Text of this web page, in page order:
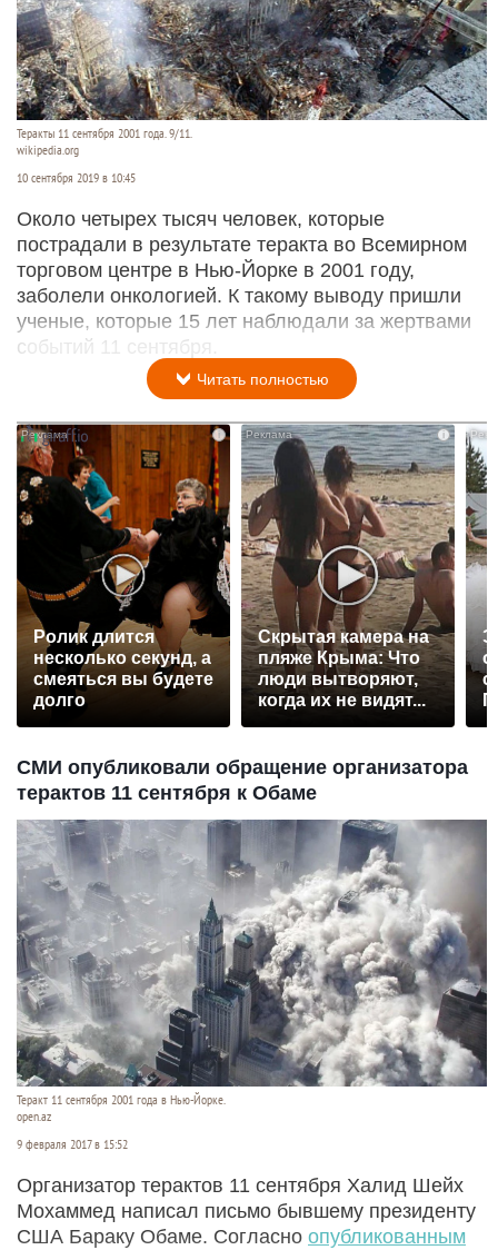
Теракты 11 сентября 2001 года. 9/11.
wikipedia.org
10 сентября 2019 в 10:45
Около четырех тысяч человек, которые
пострадали в результате теракта во Всемирном
торговом центре в Нью-Йорке в 2001 году,
заболели онкологией. К такому выводу пришли
ученые, которые 15 лет наблюдали за жертвами
событий 11 сентября.
Читать полностью
i
Ролик длится
несколько секунд, а
смеяться вы будете
долго
i
Скрытая камера на
пляже Крыма: Что
люди вытворяют,
когда их не видят...
СМИ опубликовали обращение организатора
терактов 11 сентября к Обаме
Теракт 11 сентября 2001 года в Нью-Йорке.
open.az
9 февраля 2017 в 15:52
Организатор терактов 11 сентября Халид Шейх
Мохаммед написал письмо бывшему президенту
США Бараку Обаме. Согласно опубликованным